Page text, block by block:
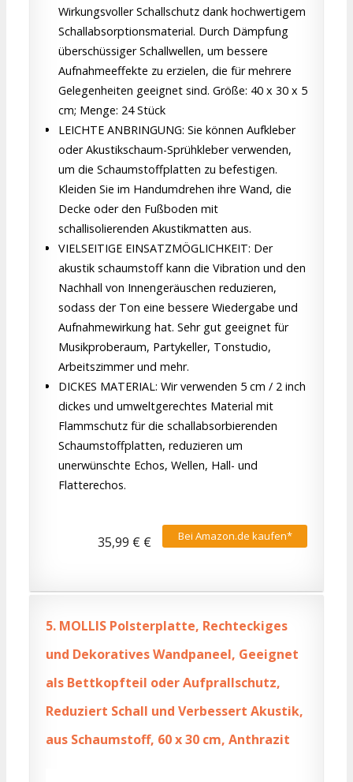
Wirkungsvoller Schallschutz dank hochwertigem
Schallabsorptionsmaterial. Durch Dämpfung
überschüssiger Schallwellen, um bessere
Aufnahmeeffekte zu erzielen, die für mehrere
Gelegenheiten geeignet sind. Größe: 40 x 30 x 5
cm; Menge: 24 Stück
LEICHTE ANBRINGUNG: Sie können Aufkleber
oder Akustikschaum-Sprühkleber verwenden,
um die Schaumstoffplatten zu befestigen.
Kleiden Sie im Handumdrehen ihre Wand, die
Decke oder den Fußboden mit
schallisolierenden Akustikmatten aus.
VIELSEITIGE EINSATZMÖGLICHKEIT: Der
akustik schaumstoff kann die Vibration und den
Nachhall von Innengeräuschen reduzieren,
sodass der Ton eine bessere Wiedergabe und
Aufnahmewirkung hat. Sehr gut geeignet für
Musikproberaum, Partykeller, Tonstudio,
Arbeitszimmer und mehr.
DICKES MATERIAL: Wir verwenden 5 cm / 2 inch
dickes und umweltgerechtes Material mit
Flammschutz für die schallabsorbierenden
Schaumstoffplatten, reduzieren um
unerwünschte Echos, Wellen, Hall- und
Flatterechos.
Bei Amazon.de kaufen*
35,99 € €
5. MOLLIS Polsterplatte, Rechteckiges
und Dekoratives Wandpaneel, Geeignet
als Bettkopfteil oder Aufprallschutz,
Reduziert Schall und Verbessert Akustik,
aus Schaumstoff, 60 x 30 cm, Anthrazit